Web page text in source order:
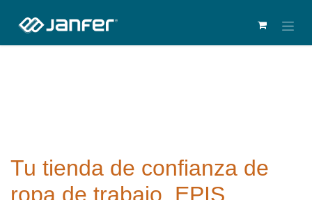
Tu tienda de confianza de
ropa de trabajo, EPIS,